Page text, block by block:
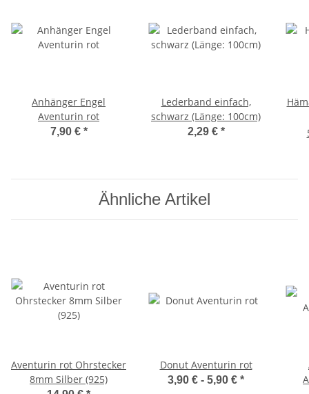
Anhänger Engel
Aventurin rot
7,90 € *
Lederband einfach,
schwarz (Länge: 100cm)
2,29 € *
Ähnliche Artikel
Aventurin rot Ohrstecker
8mm Silber (925)
Donut Aventurin rot
3,90 € - 5,90 € *